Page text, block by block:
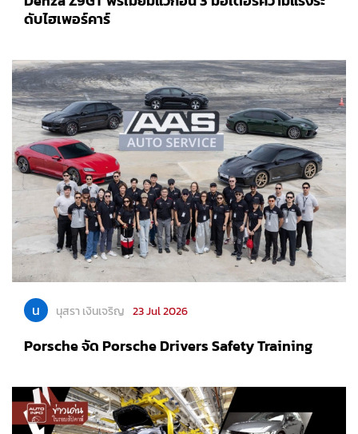
ดับไฮเพอร์คาร์
น นุสรา เงินเจริญ 23 Jul 2026
Porsche จัด Porsche Drivers Safety Training